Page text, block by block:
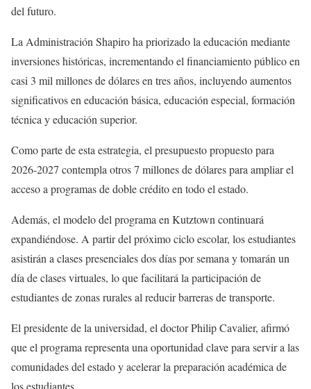
del futuro.
La Administración Shapiro ha priorizado la educación mediante
inversiones históricas, incrementando el financiamiento público en
casi 3 mil millones de dólares en tres años, incluyendo aumentos
significativos en educación básica, educación especial, formación
técnica y educación superior.
Como parte de esta estrategia, el presupuesto propuesto para
2026-2027 contempla otros 7 millones de dólares para ampliar el
acceso a programas de doble crédito en todo el estado.
Además, el modelo del programa en Kutztown continuará
expandiéndose. A partir del próximo ciclo escolar, los estudiantes
asistirán a clases presenciales dos días por semana y tomarán un
día de clases virtuales, lo que facilitará la participación de
estudiantes de zonas rurales al reducir barreras de transporte.
El presidente de la universidad, el doctor Philip Cavalier, afirmó
que el programa representa una oportunidad clave para servir a las
comunidades del estado y acelerar la preparación académica de